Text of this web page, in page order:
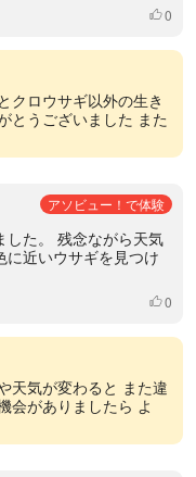
いいね
0
クロウサギ以外の生き
とうございました また
アソビュー！で体験
した。 残念ながら天気
に近いウサギを見つけ
いいね
0
天気が変わると また違
会がありましたら よ